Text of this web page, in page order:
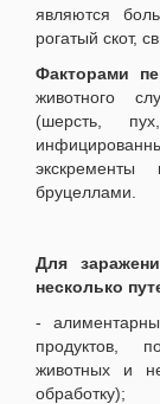
являются
рогатый скот,
Факторами
животного
(шерсть,
бруцеллами.
Для
несколько
-
продуктов,
животных и
обработку);